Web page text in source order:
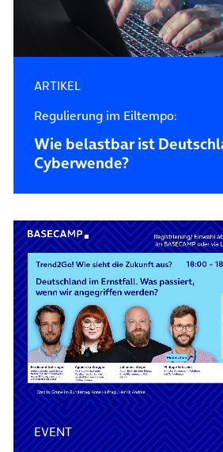
ARTIKEL
Regulierung im Eiltempo:
Wie belastbar ist
Cyberwende?
EVENT